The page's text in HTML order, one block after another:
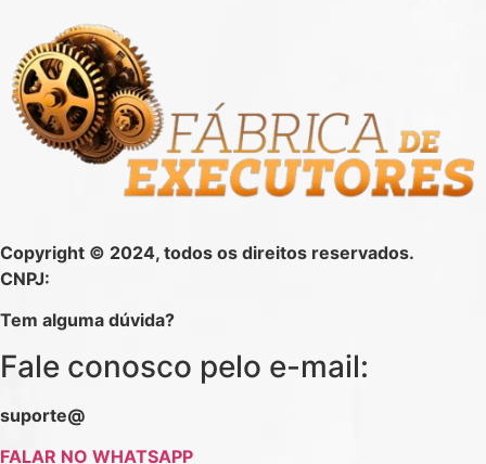
Copyright © 2024, todos os direitos reservados.
CNPJ:
Tem alguma dúvida?
Fale conosco pelo e-mail:
suporte@
FALAR NO WHATSAPP